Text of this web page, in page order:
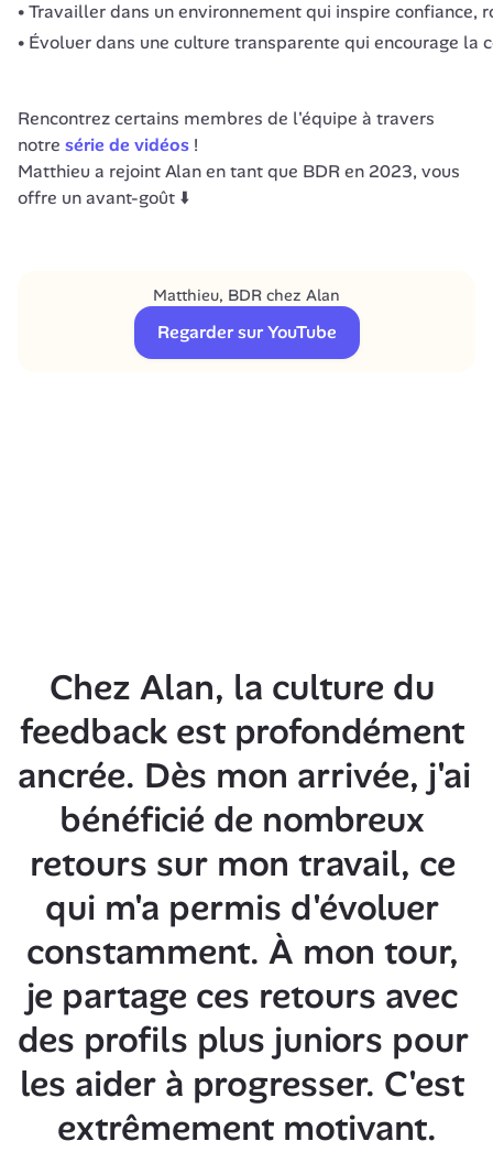
Travailler dans un environnement qui inspire
Évoluer dans une culture transparente qui encourage
Rencontrez certains membres de l'équipe à travers
notre série de vidéos !
Matthieu a rejoint Alan en tant que BDR en 2023, vous
offre un avant-goût ⬇️
Matthieu, BDR chez Alan
Regarder sur YouTube
Chez Alan, la culture du
feedback est profondément
ancrée. Dès mon arrivée, j'ai
bénéficié de nombreux
retours sur mon travail, ce
qui m'a permis d'évoluer
constamment. À mon tour,
je partage ces retours avec
des profils plus juniors pour
les aider à progresser. C'est
extrêmement motivant.